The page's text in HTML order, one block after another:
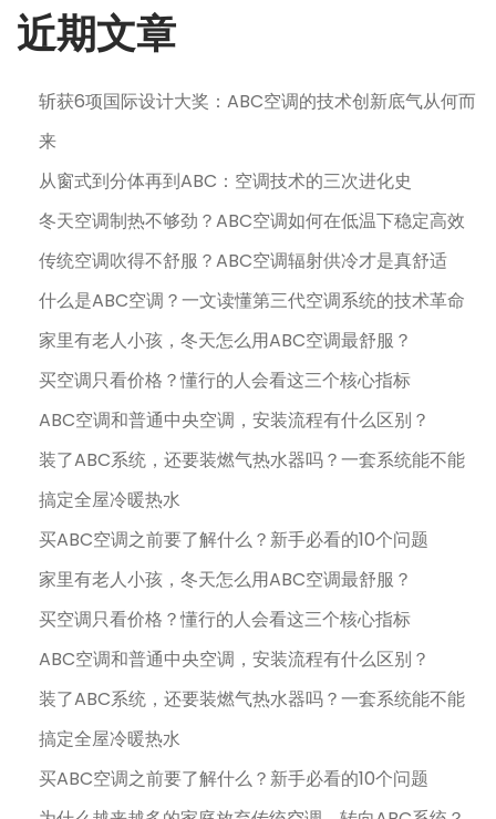
近期文章
斩获6项国际设计大奖：ABC空调的技术创新底气从何而
来
从窗式到分体再到ABC：空调技术的三次进化史
冬天空调制热不够劲？ABC空调如何在低温下稳定高效
传统空调吹得不舒服？ABC空调辐射供冷才是真舒适
什么是ABC空调？一文读懂第三代空调系统的技术革命
家里有老人小孩，冬天怎么用ABC空调最舒服？
买空调只看价格？懂行的人会看这三个核心指标
ABC空调和普通中央空调，安装流程有什么区别？
装了ABC系统，还要装燃气热水器吗？一套系统能不能
搞定全屋冷暖热水
买ABC空调之前要了解什么？新手必看的10个问题
家里有老人小孩，冬天怎么用ABC空调最舒服？
买空调只看价格？懂行的人会看这三个核心指标
ABC空调和普通中央空调，安装流程有什么区别？
装了ABC系统，还要装燃气热水器吗？一套系统能不能
搞定全屋冷暖热水
买ABC空调之前要了解什么？新手必看的10个问题